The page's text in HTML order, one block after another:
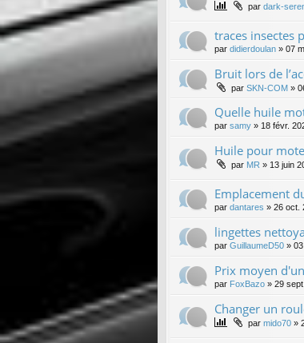
par dark-
traces insectes
par didierdoulan » 07
Bruit lors de
par SKN-COM »
Quelle huile
par samy » 18 févr.
Huile pour
par MR » 13 juin
Emplacement
par dantares » 26 oct.
lingettes
par GuillaumeD50 »
Prix moyen
par FoxBazo » 29
Changer un
par mido70 »